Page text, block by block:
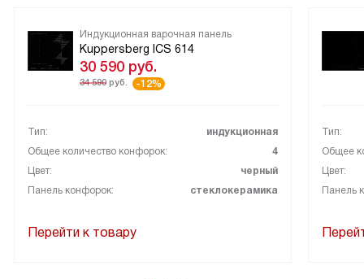
Индукционная варочная панель
Kuppersberg ICS 614
30 590 руб.
34 590 руб. -12%
Тип:
индукционная
Общее количество конфорок:
4
Цвет:
черный
Панель конфорок:
стеклокерамика
Перейти к товару
Тип:
Общее
Цвет:
Панель